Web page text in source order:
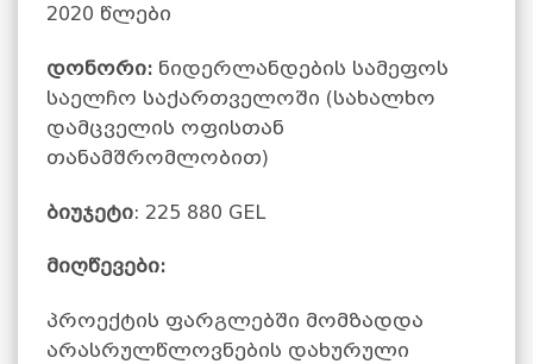
2020 წლები
დონორი: ნიდერლანდების სამეფოს
საელჩო საქართველოში (სახალხო
დამცველის ოფისთან
თანამშრომლობით)
ბიუჯეტი: 225 880 GEL
მიღწევები:
პროექტის ფარგლებში მომზადდა
არასრულწლოვნების დახურული